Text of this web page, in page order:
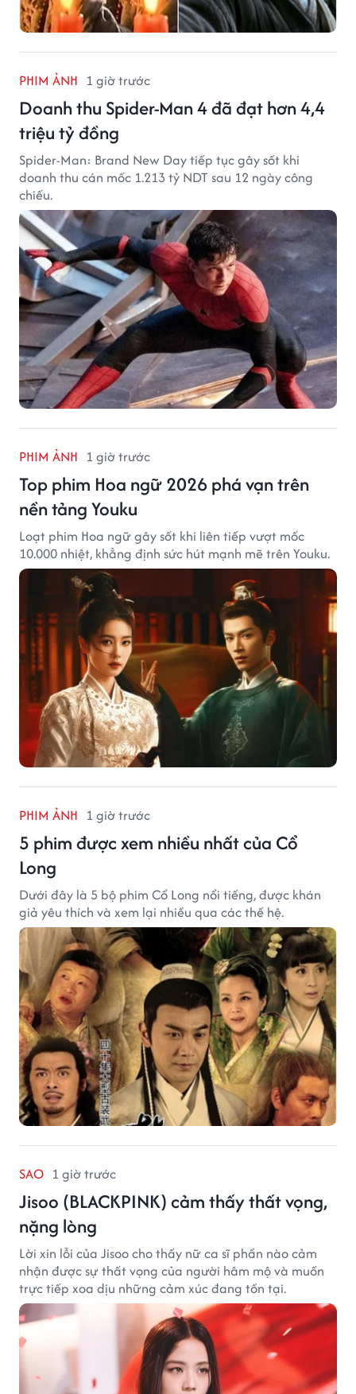
PHIM ẢNH 1 giờ trước
Doanh thu Spider-Man 4 đã đạt hơn 4,4
triệu tỷ đồng
Spider-Man: Brand New Day tiếp tục gây sốt khi
doanh thu cán mốc 1.213 tỷ NDT sau 12 ngày công
chiếu.
PHIM ẢNH 1 giờ trước
Top phim Hoa ngữ 2026 phá vạn trên
nền tảng Youku
Loạt phim Hoa ngữ gây sốt khi liên tiếp vượt mốc
10.000 nhiệt, khẳng định sức hút mạnh mẽ trên Youku.
PHIM ẢNH 1 giờ trước
5 phim được xem nhiều nhất của Cổ
Long
Dưới đây là 5 bộ phim Cổ Long nổi tiếng, được khán
giả yêu thích và xem lại nhiều qua các thế hệ.
SAO 1 giờ trước
Jisoo (BLACKPINK) cảm thấy thất vọng,
nặng lòng
Lời xin lỗi của Jisoo cho thấy nữ ca sĩ phần nào cảm
nhận được sự thất vọng của người hâm mộ và muốn
trực tiếp xoa dịu những cảm xúc đang tồn tại.